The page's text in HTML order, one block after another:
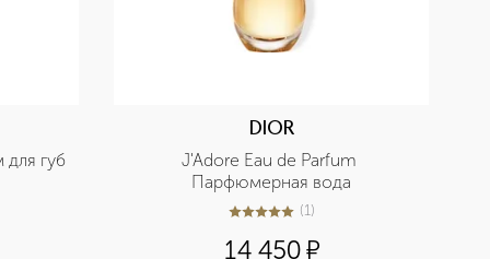
для губ
DIOR
J'Adore Eau de Parfum
Парфюмерная вода
5из 51 (1)
14 450¤